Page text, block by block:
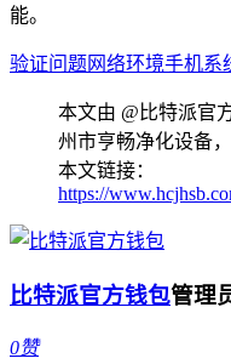
能。
验证问题 网络环境手机系
本文由 @比特派官
州市亨畅净化设备
本文链接：
https://
比特派官方钱包管理
0赞